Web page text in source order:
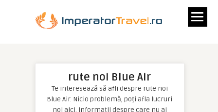
rute noi Blue Air
Te interesează să afli despre rute noi
Blue Air. Nicio problemă, poți afla lucruri
noi aici, informații despre care nu ai